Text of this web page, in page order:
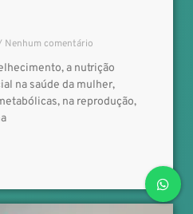
Nenhum comentário
a nutrição
na saúde da mulher,
na reprodução,